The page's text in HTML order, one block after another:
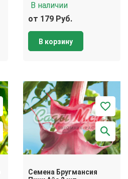
В наличии
от 179 Руб.
В корзину
Семена Бругмансия